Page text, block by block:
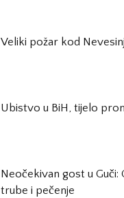
Veliki požar kod
Ubistvo u BiH, tijelo
Neočekivan gost u Guči:
trube i pečenje